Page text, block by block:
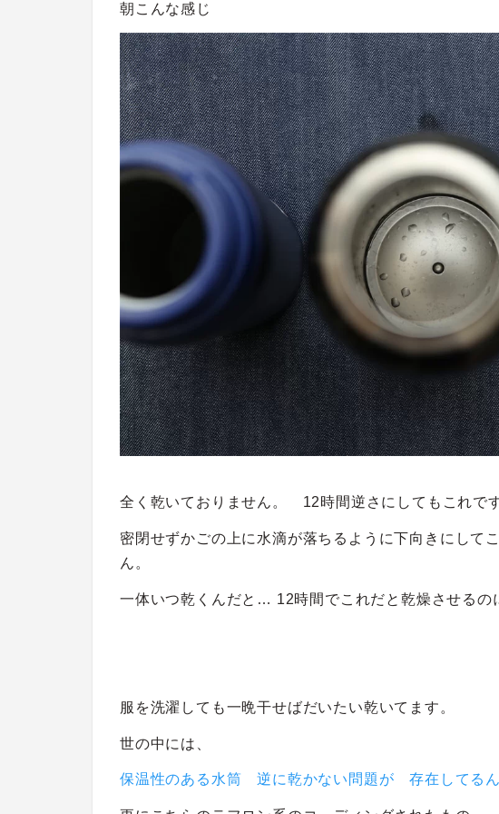
朝こんな感じ
全く乾いておりません。 12時間逆さにしてもこれです
密閉せずかごの上に水滴が落ちるように下向きにして
ん。
一体いつ乾くんだと… 12時間でこれだと乾燥させる
服を洗濯しても一晩干せばだいたい乾いてます。
世の中には、
保温性のある水筒 逆に乾かない問題が 存在してるん